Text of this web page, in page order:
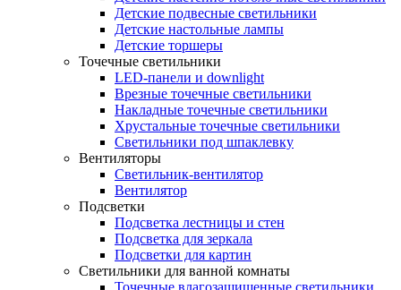
Детские подвесные светильники
Детские настольные лампы
Детские торшеры
Точечные светильники
LED-панели и downlight
Врезные точечные светильники
Накладные точечные светильники
Хрустальные точечные светильники
Светильники под шпаклевку
Вентиляторы
Светильник-вентилятор
Вентилятор
Подсветки
Подсветка лестницы и стен
Подсветка для зеркала
Подсветки для картин
Светильники для ванной комнаты
Точечные влагозащищенные светильники